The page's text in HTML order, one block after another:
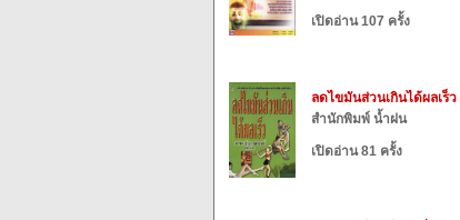
เปิดอ่าน 107 ครั้ง
ลดไขมันส่วนเกินได้ผลเร็ว
สำนักพิมพ์ น้ำฝน
เปิดอ่าน 81 ครั้ง